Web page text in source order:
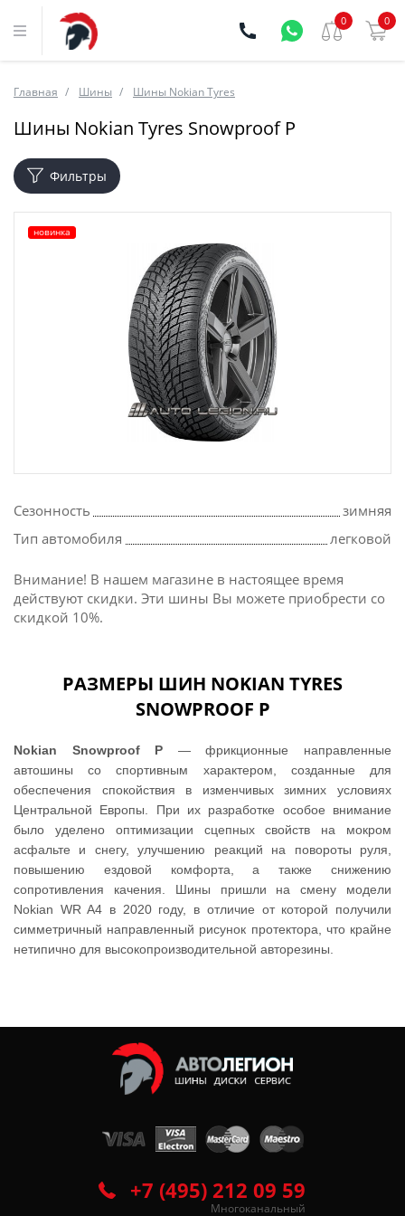
0 0
Главная Шины Шины Nokian Tyres
Шины Nokian Tyres Snowproof P
Фильтры
новинка
Сезонность
зимняя
Тип автомобиля
легковой
Внимание! В нашем магазине в настоящее время
действуют скидки. Эти шины Вы можете приобрести со
скидкой 10%.
РАЗМЕРЫ ШИН NOKIAN TYRES
SNOWPROOF P
Nokian Snowproof P — фрикционные направленные
автошины со спортивным характером, созданные для
обеспечения спокойствия в изменчивых зимних условиях
Центральной Европы. При их разработке особое внимание
было уделено оптимизации сцепных свойств на мокром
асфальте и снегу, улучшению реакций на повороты руля,
повышению ездовой комфорта, а также снижению
сопротивления качения. Шины пришли на смену модели
Nokian WR A4 в 2020 году, в отличие от которой получили
симметричный направленный рисунок протектора, что крайне
нетипично для высокопроизводительной авторезины.
+7 (495) 212 09 59
Многоканальный